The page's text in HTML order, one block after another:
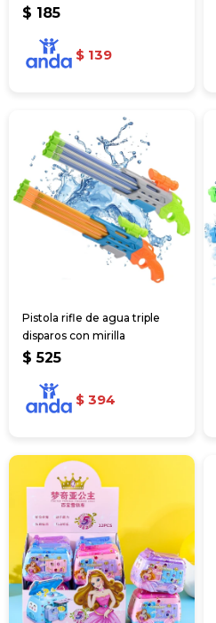
$ 185
$ 139
Pistola rifle de agua triple
disparos con mirilla
$ 525
$ 394